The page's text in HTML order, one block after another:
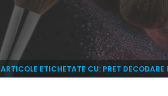
ARTICOLE ETICHETATE CU: PRET DECODARE